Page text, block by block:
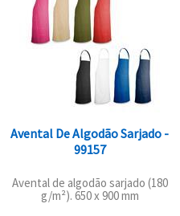
Avental De Algodão Sarjado -
99157
Avental de algodão sarjado (180
g/m²). 650 x 900 mm